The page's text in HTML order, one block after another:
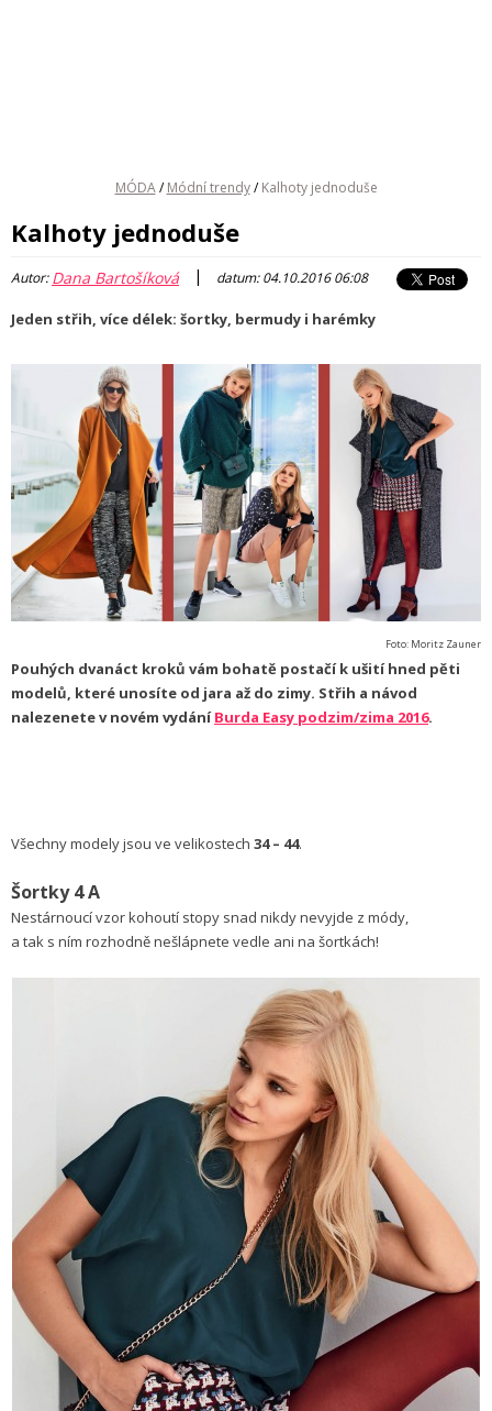
MÓDA / Módní trendy / Kalhoty jednoduše
Kalhoty jednoduše
Autor:Dana Bartošíková | datum: 04.10.2016 06:08
Jeden střih, více délek: šortky, bermudy i harémky
Foto: Moritz Zauner
Pouhých dvanáct kroků vám bohatě postačí k ušití hned pěti
modelů, které unosíte od jara až do zimy. Střih a návod
nalezenete v novém vydáníBurda Easy podzim/zima 2016.
Všechny modely jsou ve velikostech 34 – 44.
Šortky 4 A
Nestárnoucí vzor kohoutí stopy snad nikdy nevyjde z módy,
a tak s ním rozhodně nešlápnete vedle ani na šortkách!